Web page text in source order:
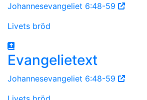
Johannesevangeliet 6:48-59
Livets bröd
Evangelietext
Johannesevangeliet 6:48-59